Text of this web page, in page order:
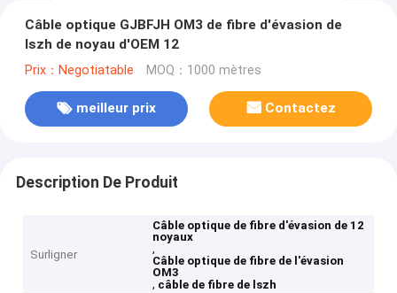
Câble optique GJBFJH OM3 de fibre d'évasion de
lszh de noyau d'OEM 12
Prix：Negotiatable MOQ：1000 mètres
meilleur prix Contactez
Description De Produit
Surligner
Câble optique de fibre d'évasion de 12
noyaux
,
Câble optique de fibre de l'évasion
OM3
, câble de fibre de lszh